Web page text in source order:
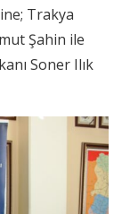
Trakya
Şahin ile
Soner Ilık